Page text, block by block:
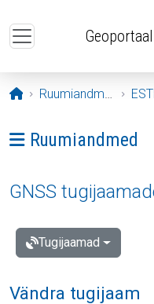
Geoportaal
Avaleht
Ruumiandmed
Ava menüü:
Ruumiandmed
GNSS
Tugijaamad
Vändra tugijaam